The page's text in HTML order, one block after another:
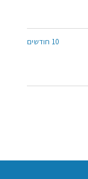
10 חודשים